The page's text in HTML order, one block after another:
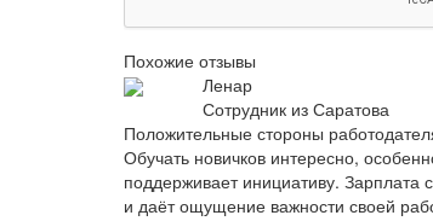
Похожие отзывы
Ленар
Сотрудник из Саратова
Положительные стороны
Обучать новичков интересно,
поддерживает инициативу. Зарплата
и даёт ощущение важности своей